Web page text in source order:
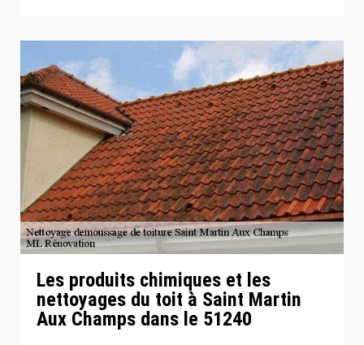
Les produits chimiques et les
nettoyages du toit à Saint Martin
Aux Champs dans le 51240